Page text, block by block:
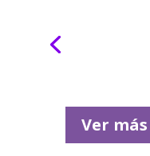
Ver